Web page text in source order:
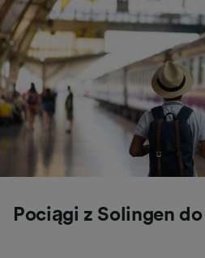
Pociągi z Solingen